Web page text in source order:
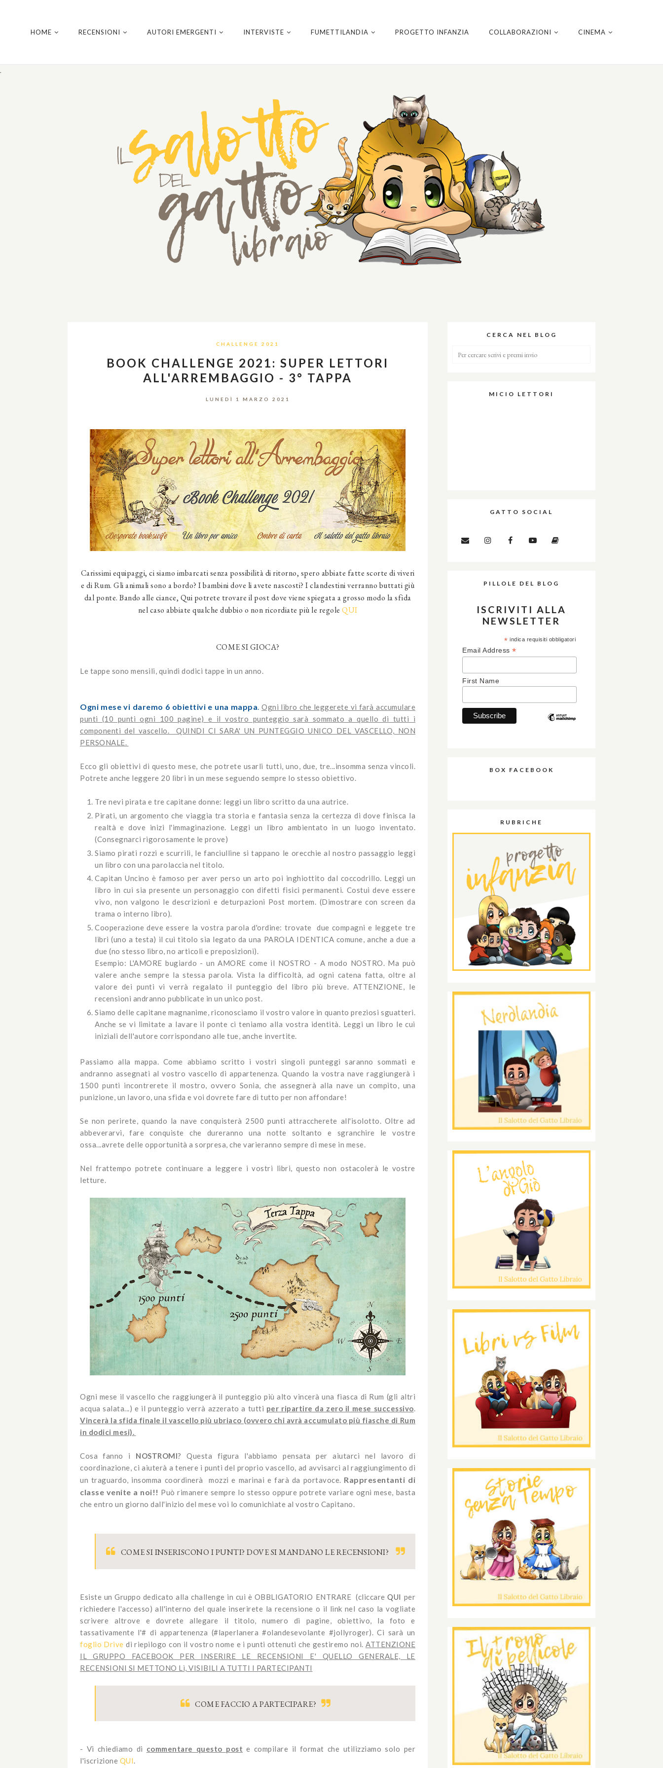
.
HOME RECENSIONI AUTORI EMERGENTI INTERVISTE FUMETTILANDIA PROGETTO INFANZIA COLLABORAZIONI CINEMA
CHALLENGE 2021
BOOK CHALLENGE 2021: SUPER LETTORI
ALL'ARREMBAGGIO - 3° TAPPA
LUNEDÌ 1 MARZO 2021
Carissimi equipaggi, ci siamo imbarcati senza possibilità di ritorno, spero abbiate fatte scorte di viveri
e di Rum. Gli animali sono a bordo? I bambini dove li avete nascosti? I clandestini verranno buttati giù
dal ponte. Bando alle ciance, Qui potrete trovare il post dove viene spiegata a grosso modo la sfida
nel caso abbiate qualche dubbio o non ricordiate più le regole QUI
COME SI GIOCA?
Le tappe sono mensili, quindi dodici tappe in un anno.
Ogni mese vi daremo 6 obiettivi e una mappa. Ogni libro che leggerete vi farà accumulare
punti (10 punti ogni 100 pagine) e il vostro punteggio sarà sommato a quello di tutti i
componenti del vascello. QUINDI CI SARA' UN PUNTEGGIO UNICO DEL VASCELLO, NON
PERSONALE.
Ecco gli obiettivi di questo mese, che potrete usarli tutti, uno, due, tre...insomma senza vincoli.
Potrete anche leggere 20 libri in un mese seguendo sempre lo stesso obiettivo.
Tre nevi pirata e tre capitane donne: leggi un libro scritto da una autrice.
Pirati, un argomento che viaggia tra storia e fantasia senza la certezza di dove finisca la
realtà e dove inizi l'immaginazione. Leggi un libro ambientato in un luogo inventato.
(Consegnarci rigorosamente le prove)
Siamo pirati rozzi e scurrili, le fanciulline si tappano le orecchie al nostro passaggio leggi
un libro con una parolaccia nel titolo.
Capitan Uncino è famoso per aver perso un arto poi inghiottito dal coccodrillo. Leggi un
libro in cui sia presente un personaggio con difetti fisici permanenti. Costui deve essere
vivo, non valgono le descrizioni e deturpazioni Post mortem. (Dimostrare con screen da
trama o interno libro).
Cooperazione deve essere la vostra parola d'ordine: trovate due compagni e leggete tre
libri (uno a testa) il cui titolo sia legato da una PAROLA IDENTICA comune, anche a due a
due (no stesso libro, no articoli e preposizioni).
Esempio: L'AMORE bugiardo - un AMORE come il NOSTRO - A modo NOSTRO. Ma può
valere anche sempre la stessa parola. Vista la difficoltà, ad ogni catena fatta, oltre al
valore dei punti vi verrà regalato il punteggio del libro più breve. ATTENZIONE, le
recensioni andranno pubblicate in un unico post.
Siamo delle capitane magnanime, riconosciamo il vostro valore in quanto preziosi sguatteri.
Anche se vi limitate a lavare il ponte ci teniamo alla vostra identità. Leggi un libro le cui
iniziali dell'autore corrispondano alle tue, anche invertite.
Passiamo alla mappa. Come abbiamo scritto i vostri singoli punteggi saranno sommati e
andranno assegnati al vostro vascello di appartenenza. Quando la vostra nave raggiungerà i
1500 punti incontrerete il mostro, ovvero Sonia, che assegnerà alla nave un compito, una
punizione, un lavoro, una sfida e voi dovrete fare di tutto per non affondare!
Se non perirete, quando la nave conquisterà 2500 punti attraccherete all'isolotto. Oltre ad
abbeverarvi, fare conquiste che dureranno una notte soltanto e sgranchire le vostre
ossa...avrete delle opportunità a sorpresa, che varieranno sempre di mese in mese.
Nel frattempo potrete continuare a leggere i vostri libri, questo non ostacolerà le vostre
letture.
Ogni mese il vascello che raggiungerà il punteggio più alto vincerà una fiasca di Rum (gli altri
acqua salata...) e il punteggio verrà azzerato a tutti per ripartire da zero il mese successivo
Vincerà la sfida finale il vascello più ubriaco (ovvero chi avrà accumulato più fiasche di Rum
in dodici mesi).
Cosa fanno i NOSTROMI? Questa figura l'abbiamo pensata per aiutarci nel lavoro di
coordinazione, ci aiuterà a tenere i punti del proprio vascello, ad avvisarci al raggiungimento di
un traguardo, insomma coordinerà mozzi e marinai e farà da portavoce. Rappresentanti di
classe venite a noi!! Può rimanere sempre lo stesso oppure potrete variare ogni mese, basta
che entro un giorno dall'inizio del mese voi lo comunichiate al vostro Capitano.
COME SI INSERISCONO I PUNTI? DOVE SI MANDANO LE RECENSIONI?
Esiste un Gruppo dedicato alla challenge in cui è OBBLIGATORIO ENTRARE (cliccare QUI per
richiedere l'accesso) all'interno del quale inserirete la recensione o il link nel caso la vogliate
scrivere altrove e dovrete allegare il titolo, numero di pagine, obiettivo, la foto e
tassativamente l'# di appartenenza (#laperlanera #olandesevolante #jollyroger). Ci sarà un
foglio Drive di riepilogo con il vostro nome e i punti ottenuti che gestiremo noi. ATTENZIONE
IL GRUPPO FACEBOOK PER INSERIRE LE RECENSIONI E' QUELLO GENERALE, LE
RECENSIONI SI METTONO Lì, VISIBILI A TUTTI I PARTECIPANTI
COME FACCIO A PARTECIPARE?
- Vi chiediamo di commentare questo post e compilare il format che utilizziamo solo per
l'iscrizione QUI
CERCA NEL BLOG
MICIO LETTORI
GATTO SOCIAL
PILLOLE DEL BLOG
ISCRIVITI ALLA
NEWSLETTER
* indica requisiti obbligatori
Email Address *
First Name
BOX FACEBOOK
RUBRICHE